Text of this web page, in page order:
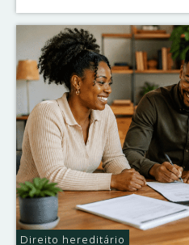
Direito hereditário